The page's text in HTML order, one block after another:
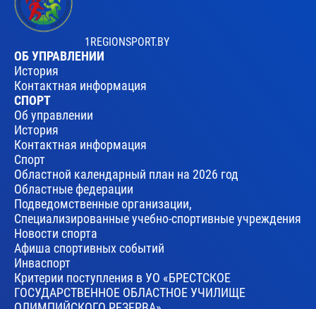
1REGIONSPORT.BY
ОБ УПРАВЛЕНИИ
История
Контактная информация
СПОРТ
Об управлении
История
Контактная информация
Спорт
Областной календарный план на 2026 год
Областные федерации
Подведомственные организации,
Специализированные учебно-спортивные учреждения
Новости спорта
Афиша спортивных событий
Инваспорт
Критерии поступления в УО «БРЕСТСКОЕ
ГОСУДАРСТВЕННОЕ ОБЛАСТНОЕ УЧИЛИЩЕ